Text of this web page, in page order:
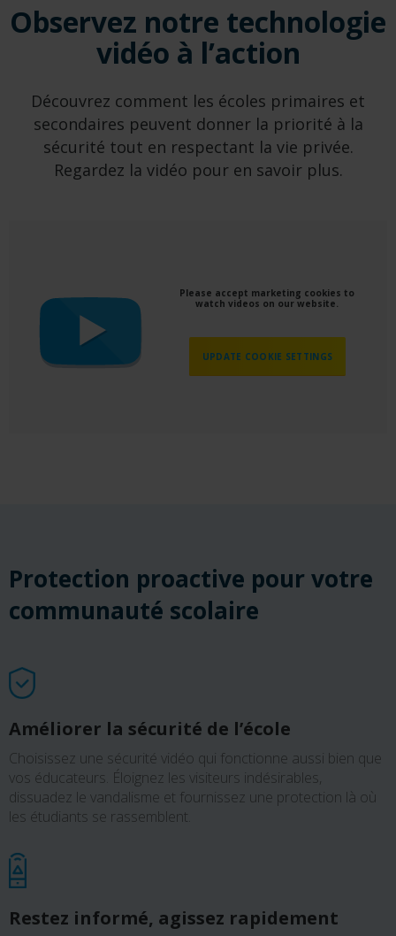
Observez notre technologie
vidéo à l’action
Découvrez comment les écoles primaires et
secondaires peuvent donner la priorité à la
sécurité tout en respectant la vie privée.
Regardez la vidéo pour en savoir plus.
Please accept marketing cookies to
watch videos on our website.
UPDATE COOKIE SETTINGS
Protection proactive pour votre
communauté scolaire
Améliorer la sécurité de l’école
Choisissez une sécurité vidéo qui fonctionne aussi bien que
vos éducateurs. Éloignez les visiteurs indésirables,
dissuadez le vandalisme et fournissez une protection là où
les étudiants se rassemblent.
Restez informé, agissez rapidement